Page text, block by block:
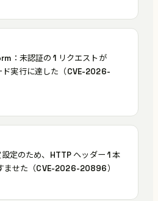
：未認証の 1 リクエストが
実行に達した（CVE-2026-
定のため、HTTP ヘッダー 1 本
ませた（CVE-2026-20896）